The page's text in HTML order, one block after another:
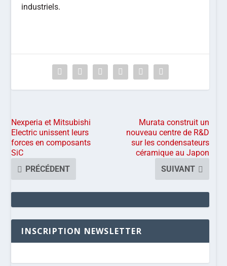
industriels.
Nexperia et Mitsubishi
Electric unissent leurs
forces en composants
SiC
PRÉCÉDENT
Murata construit un
nouveau centre de R&D
sur les condensateurs
céramique au Japon
SUIVANT
INSCRIPTION NEWSLETTER